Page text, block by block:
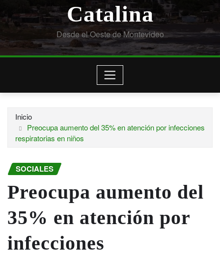
Catalina
Desde el Oeste de Montevideo
Inicio
Preocupa aumento del 35% en atención por infecciones
respiratorias en niños
SOCIALES
Preocupa aumento del
35% en atención por
infecciones